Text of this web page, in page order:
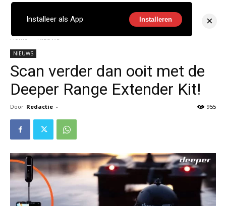
Home NIEUWS
NIEUWS
Scan verder dan ooit met de
Deeper Range Extender Kit!
Door Redactie - 955
Installeer als App Installeren ×